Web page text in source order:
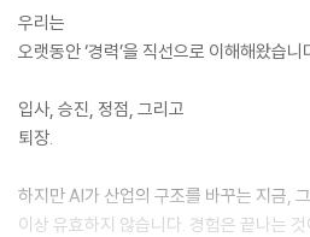
·
경험을
·
속에서, 나는 기회를 발견했다
우리는
오랫동안 ‘경력’을 직선으로 이해해왔습니
입사, 승진, 정점, 그리고
퇴장.
하지만 AI가 산업의 구조를 바꾸는 지금,
이상 유효하지 않습니다. 경험은 끝나는